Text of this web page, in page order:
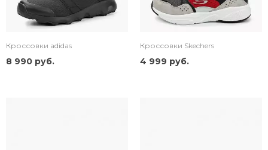
Кроссовки adidas
8 990 руб.
Кроссовки Skechers
4 999 руб.